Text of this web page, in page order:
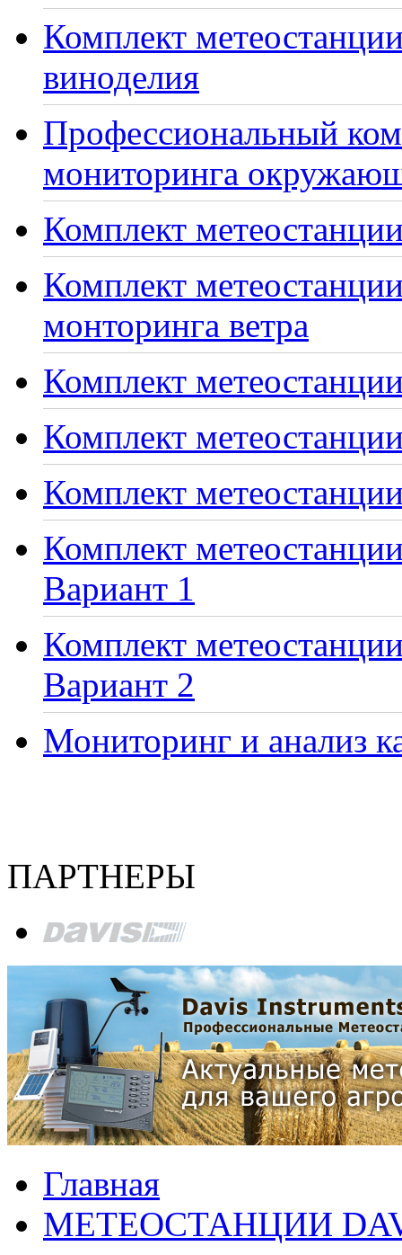
Комплект
виноделия
Профессиональный
мониторинга
Комплект
Комплект
монторинга ветра
Комплект
Комплект
Комплект
Комплект
Вариант 1
Комплект
Вариант 2
Мониторинг и анализ
ПАРТНЕРЫ
Главная
МЕТЕОСТАНЦИИ